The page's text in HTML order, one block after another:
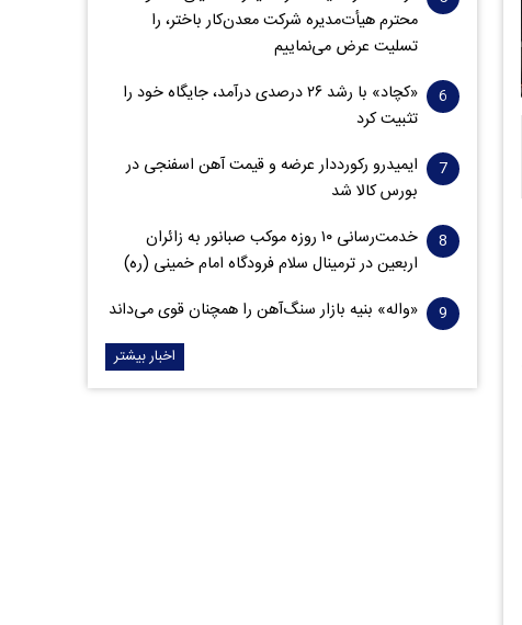
محترم هیأت‌مدیره شرکت معدن‌کار باختر، را
تسلیت عرض می‌نماییم
«کچاد» با رشد ۲۶ درصدی درآمد، جایگاه خود را
تثبیت کرد
ایمیدرو رکورددار عرضه و قیمت آهن اسفنجی در
بورس کالا شد
خدمت‌رسانی ۱۰ روزه موکب صبانور به زائران
اربعین در ترمینال سلام فرودگاه امام خمینی (ره)
«واله» بنیه بازار سنگ‌آهن را همچنان قوی می‌داند
اخبار بیشتر